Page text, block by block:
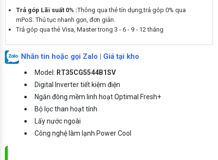
Trả góp Lãi suất 0% :Thông qua thẻ tín dụng,trả góp 0% qua
mPoS. Thủ tục nhanh gọn, đơn giản.
Trả góp qua thẻ Visa, Master trong 3 - 6 - 9 - 12 tháng
Nhắn tin hoặc gọi Zalo | Giá tại kho
Model: RT35CG5544B1SV
Digital Inverter tiết kiệm điện
Ngăn đông mềm linh hoạt Optimal Fresh+
Bộ lọc than hoạt tính
Lấy nước ngoài
Công nghệ làm lạnh Power Cool